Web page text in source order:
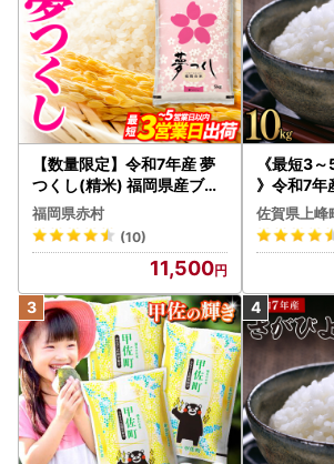
収穫のその時まで大切に育てた味わいを
さい。
2026/3/6）【ずどーんっとちょうどい
らまつ園オリジナルのそばつゆ2本セット
ずどーーーーーん
今回お試しにちょうど良い分量のお礼の品
からまつ園オリジナルそばつゆ2本セット
・手打ちそば処「からまつ園」 かけそ
・手打ちそば処「からまつ園」 冷やし
・手打ちそば処「からまつ園」 そばつ
からまつ園オリジナルのつゆはカツオの風
た上品でまろやかな香りがお蕎麦によく
ぬいた「からまつ園」の自慢の味がご家
2026/1/1）【謹賀新年】ずどーんっと明
【数量限定】令和7年産 夢
つくし(精米) 福岡県産ブラ
ンド米 10kg (品番:3X11R7)
福岡県赤村
(10)
11,500
《最短3
》令和7年
賀県産（
佐賀県上峰